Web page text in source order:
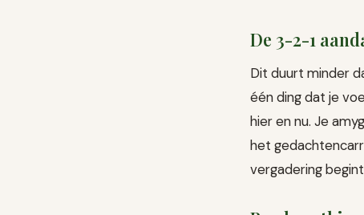
De 3-2-1
Dit duurt minder
één ding dat je
hier en nu. Je
het
vergadering